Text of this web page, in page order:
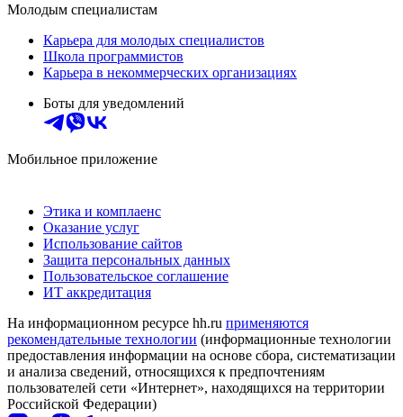
Молодым специалистам
Карьера для молодых специалистов
Школа программистов
Карьера в некоммерческих организациях
Боты для уведомлений
Мобильное приложение
Этика и комплаенс
Оказание услуг
Использование сайтов
Защита персональных данных
Пользовательское соглашение
ИТ аккредитация
На информационном ресурсе hh.ru применяются
рекомендательные технологии (информационные технологии
предоставления информации на основе сбора, систематизации
и анализа сведений, относящихся к предпочтениям
пользователей сети «Интернет», находящихся на территории
Российской Федерации)